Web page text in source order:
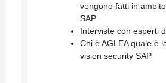
vengono fatti in
SAP
Interviste con esperti
Chi è AGLEA quale è
vision security SAP